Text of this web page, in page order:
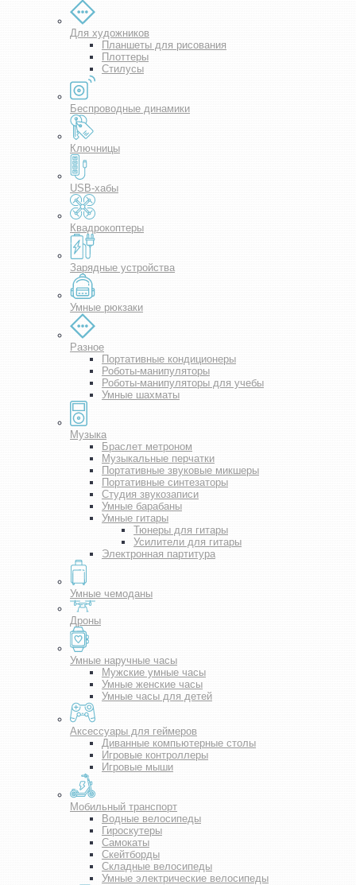
Для художников
Планшеты для рисования
Плоттеры
Стилусы
Беспроводные динамики
Ключницы
USB-хабы
Квадрокоптеры
Зарядные устройства
Умные рюкзаки
Разное
Портативные кондиционеры
Роботы-манипуляторы
Роботы-манипуляторы для учебы
Умные шахматы
Музыка
Браслет метроном
Музыкальные перчатки
Портативные звуковые микшеры
Портативные синтезаторы
Студия звукозаписи
Умные барабаны
Умные гитары
Тюнеры для гитары
Усилители для гитары
Электронная партитура
Умные чемоданы
Дроны
Умные наручные часы
Мужские умные часы
Умные женские часы
Умные часы для детей
Аксессуары для геймеров
Диванные компьютерные столы
Игровые контроллеры
Игровые мыши
Мобильный транспорт
Водные велосипеды
Гироскутеры
Самокаты
Скейтборды
Складные велосипеды
Умные электрические велосипеды